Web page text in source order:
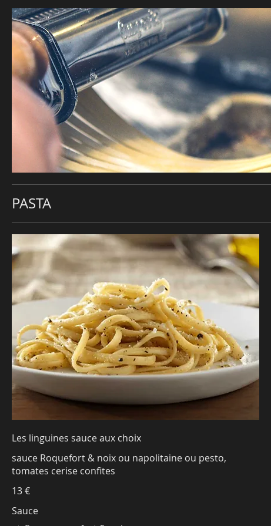
PASTA
Les linguines sauce aux choix
sauce Roquefort & noix ou napolitaine ou pesto,
tomates cerise confites
13 €
Sauce